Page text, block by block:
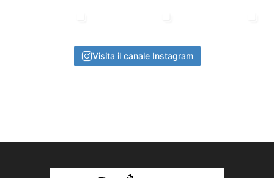
Visita il canale Instagram